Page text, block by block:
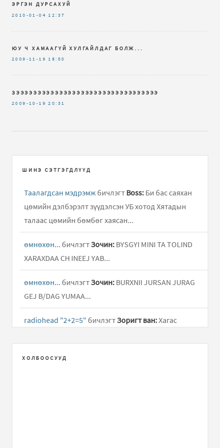
ЭРГЭН ДУРСАХУЙ
2010-01-04 12:37
ЮУ Ч ХАМААГҮЙ ХУЛГАЙЛДАГ БОЛЖ...
2009-11-19 18:50
ЗЭЭЭЭЭЭЭЭЭЭЭЭЭЭЭЭЭЭЭЭЭЭЭЭЭЭЭЭЭЭЭЭЭ
2009-10-19 20:31
ШИНЭ СЭТГЭГДЛҮҮД
Таалагдсан мэдрэмж бичлэгт Boss: Би бас саяхан
цөмийн дэлбэрэлт зүүдэлсэн УБ хотод Хятадын
талаас цөмийн бөмбөг хаясан...
өмнөхөн... бичлэгтЗочин:
XARAXDAA CH INEEJ YAB...
өмнөхөн... бичлэгтЗочин:
GEJ B/DAG YUMAA...
radiohead "2+2=5" бичлэгтЗоригт ван:Хагас
ХОЛБООСУУД